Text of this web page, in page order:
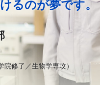
るのが夢です。
院修了／生物学専攻）